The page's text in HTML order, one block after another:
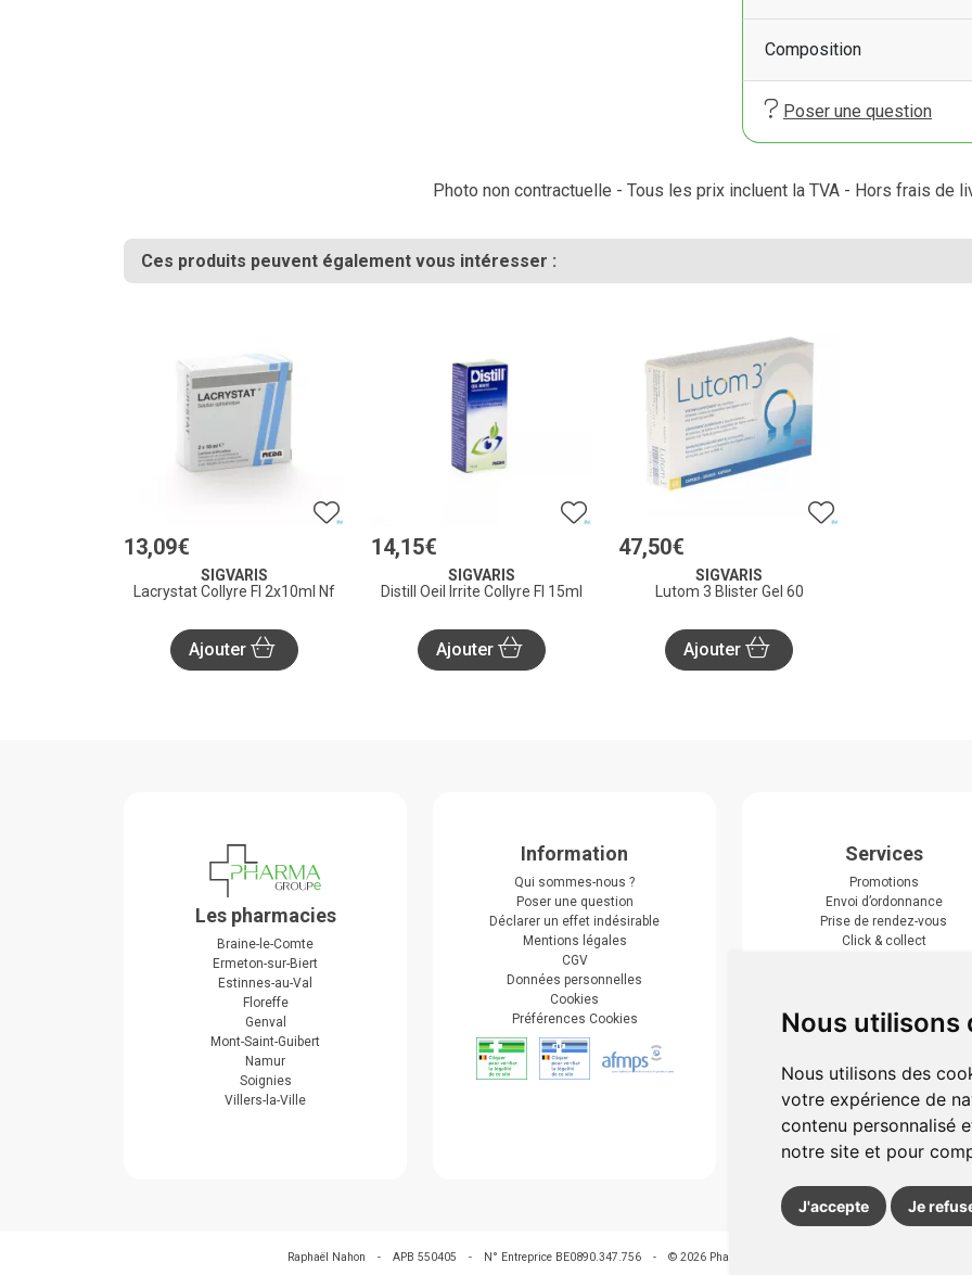
Nous utilisons
Nous utilisons des
votre expérience de
contenu personnalisé
notre site et pour
J'accepte Je
Composition
Poser une question
Photo non contractuelle - Tous les prix incluent la TVA - Hors frais de
Ces produits peuvent également vous intéresser :
13,09€
SIGVARIS
Lacrystat Collyre Fl 2x10ml Nf
Ajouter
14,15€
SIGVARIS
Distill Oeil Irrite Collyre Fl 15ml
Ajouter
47,50€
SIGVARIS
Lutom 3 Blister Gel 60
Ajouter
Les pharmacies
Braine-le-Comte
Ermeton-sur-Biert
Estinnes-au-Val
Floreffe
Genval
Mont-Saint-Guibert
Namur
Soignies
Villers-la-Ville
Information
Qui sommes-nous ?
Poser une question
Déclarer un effet indésirable
Mentions légales
CGV
Données personnelles
Cookies
Préférences Cookies
Services
Promotions
Envoi d’ordonnance
Prise de rendez-vous
Click & collect
Raphaël Nahon - APB 550405 - N° Entreprice BE0890.347.756 - © 2026 Pharmagroupe